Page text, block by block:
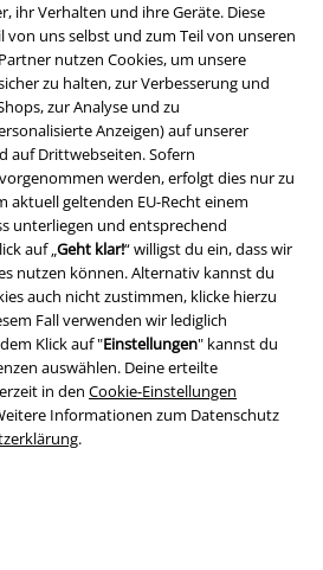
ihr Verhalten und ihre Geräte. Diese
von uns selbst und zum Teil von unseren
nutzen Cookies, um unsere
zu halten, zur Verbesserung und
zur Analyse und zu
Anzeigen) auf unserer
auf Drittwebseiten. Sofern
werden, erfolgt dies nur zu
aktuell geltenden EU-Recht einem
unterliegen und entsprechend
auf „Geht klar!“ willigst du ein, dass wir
nutzen können. Alternativ kannst du
auch nicht zustimmen, klicke hierzu
Fall verwenden wir lediglich
Klick auf "Einstellungen" kannst du
auswählen. Deine erteilte
in den Cookie-Einstellungen
Informationen zum Datenschutz
.